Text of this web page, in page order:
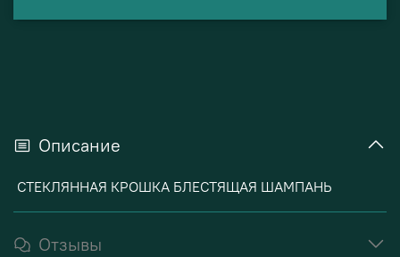
Описание
СТЕКЛЯННАЯ КРОШКА БЛЕСТЯЩАЯ ШАМПАНЬ
Отзывы